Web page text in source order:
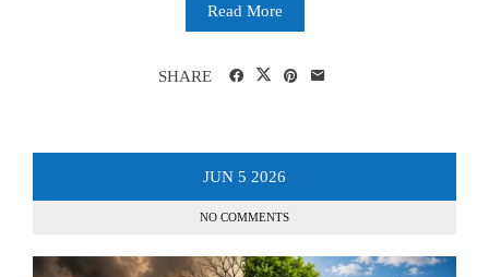
Read More
SHARE
JUN 5 2026
NO COMMENTS